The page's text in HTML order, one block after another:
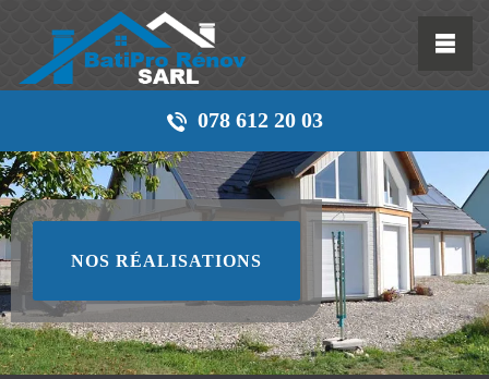
078 612 20 03
NOS RÉALISATIONS